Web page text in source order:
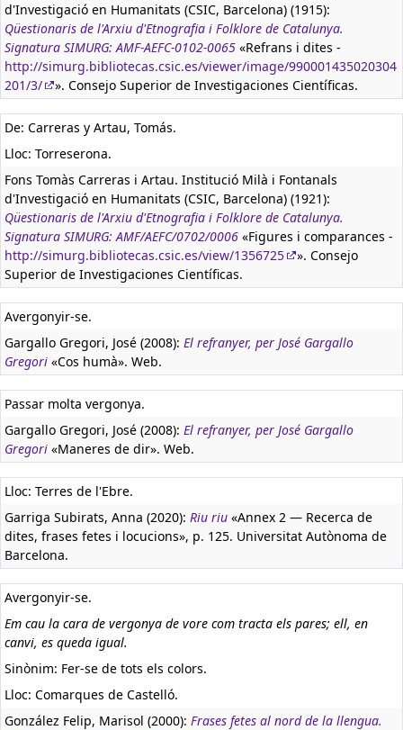
d'Investigació en Humanitats (CSIC, Barcelona) (1915):
Qüestionaris de l'Arxiu d'Etnografia i Folklore de Catalunya.
Signatura SIMURG: AMF-AEFC-0102-0065 «Refrans i dites -
http://simurg.bibliotecas.csic.es/viewer/image/990001435020304
201/3/
». Consejo Superior de Investigaciones Científicas.
De: Carreras y Artau, Tomás.
Lloc: Torreserona.
Fons Tomàs Carreras i Artau. Institució Milà i Fontanals
d'Investigació en Humanitats (CSIC, Barcelona) (1921):
Qüestionaris de l'Arxiu d'Etnografia i Folklore de Catalunya.
Signatura SIMURG: AMF/AEFC/0702/0006 «Figures i comparances -
http://simurg.bibliotecas.csic.es/view/1356725
». Consejo
Superior de Investigaciones Científicas.
Avergonyir-se.
Gargallo Gregori, José (2008): El refranyer, per José Gargallo
Gregori «Cos humà». Web.
Passar molta vergonya.
Gargallo Gregori, José (2008): El refranyer, per José Gargallo
Gregori «Maneres de dir». Web.
Lloc: Terres de l'Ebre.
Garriga Subirats, Anna (2020): Riu riu «Annex 2 — Recerca de
dites, frases fetes i locucions», p. 125. Universitat Autònoma de
Barcelona.
Avergonyir-se.
Em cau la cara de vergonya de vore com tracta els pares; ell, en
canvi, es queda igual.
Sinònim: Fer-se de tots els colors.
Lloc: Comarques de Castelló.
González Felip, Marisol (2000): Frases fetes al nord de la llengua.